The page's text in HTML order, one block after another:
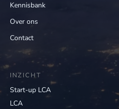
Kennisbank
Over ons
Contact
INZICHT
Start-up LCA
LCA